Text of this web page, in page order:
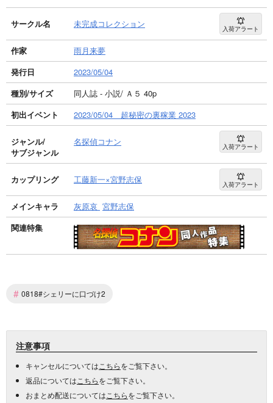
サークル名 未完成コレクション 入荷アラート
作家
雨月来夢
発行日
2023/05/04
種別/サイズ
同人誌 - 小説/ Ａ５ 40p
初出イベント
2023/05/04 超秘密の裏稼業 2023
ジャンル/
サブジャンル
名探偵コナン 入荷アラート
カップリング 工藤新一×宮野志保 入荷アラート
メインキャラ 灰原哀 宮野志保
関連特集
# 0818#シェリーに口づけ2
注意事項
キャンセルについては こちらをご覧下さい。
返品については こちらをご覧下さい。
おまとめ配送については こちらをご覧下さい。